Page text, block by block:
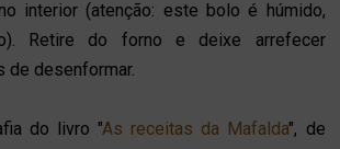
interior (atenção: este bolo é húmido,
Retire do forno e deixe arrefecer
de desenformar.
do livro "As receitas da Mafalda", de